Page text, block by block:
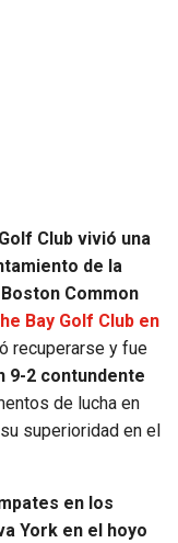
Club vivió una
de la
Common
Bay Golf Club en
recuperarse y fue
9-2 contundente
de lucha en
superioridad en el
en los
York en el hoyo